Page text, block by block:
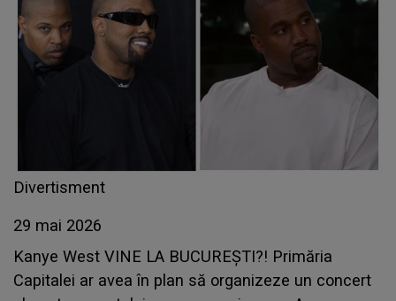
Divertisment
29 mai 2026
Kanye West VINE LA BUCUREȘTI?! Primăria
Capitalei ar avea în plan să organizeze un concert